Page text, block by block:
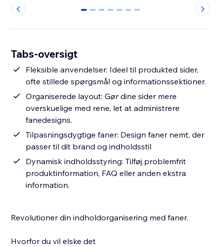
0 1 2 3 4 5 6
Tabs-oversigt
Fleksible anvendelser: Ideel til produkted sider,
ofte stillede spørgsmål og informationssektioner.
Organiserede layout: Gør dine sider mere
overskuelige med rene, let at administrere
fanedesigns.
Tilpasningsdygtige faner: Design faner nemt, der
passer til dit brand og indholdsstil
Dynamisk indholdsstyring: Tilføj problemfrit
produktinformation, FAQ eller anden ekstra
information.
Revolutioner din indholdorganisering med faner.
Hvorfor du vil elske det